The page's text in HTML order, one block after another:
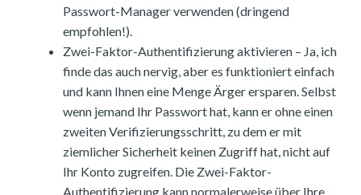
Passwort-Manager verwenden (dringend
empfohlen!).
Zwei-Faktor-Authentifizierung aktivieren – Ja, ich
finde das auch nervig, aber es funktioniert einfach
und kann Ihnen eine Menge Ärger ersparen. Selbst
wenn jemand Ihr Passwort hat, kann er ohne einen
zweiten Verifizierungsschritt, zu dem er mit
ziemlicher Sicherheit keinen Zugriff hat, nicht auf
Ihr Konto zugreifen. Die Zwei-Faktor-
Authentifizierung kann normalerweise über Ihre